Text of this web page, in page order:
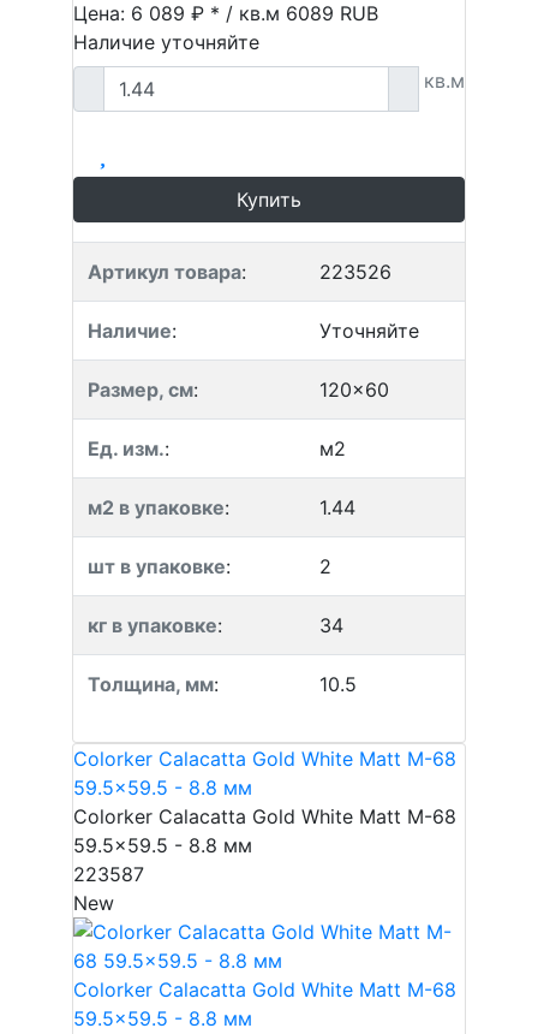
Цена: 6 089 ₽ * / кв.м 6089 RUB
Наличие уточняйте
кв.м
Купить
Артикул товара: 223526
Наличие: Уточняйте
Размер, см: 120x60
Ед. изм.: м2
м2 в упаковке: 1.44
шт в упаковке: 2
кг в упаковке: 34
Толщина, мм: 10.5
Colorker Calacatta Gold White Matt M-68
59.5x59.5 - 8.8 мм
Colorker Calacatta Gold White Matt M-68
59.5x59.5 - 8.8 мм
223587
New
Colorker Calacatta Gold White Matt M-68
59.5x59.5 - 8.8 мм